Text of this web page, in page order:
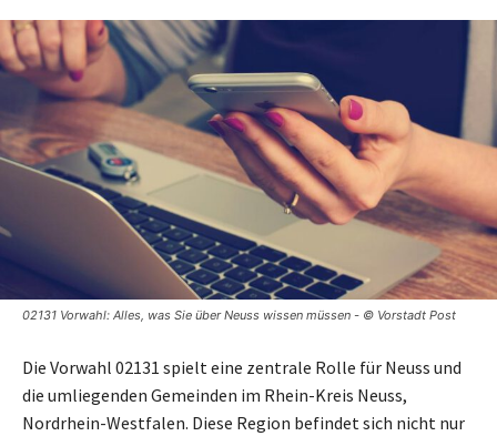
02131 Vorwahl: Alles, was Sie über Neuss wissen müssen - © Vorstadt Post
Die Vorwahl 02131 spielt eine zentrale Rolle für Neuss und
die umliegenden Gemeinden im Rhein-Kreis Neuss,
Nordrhein-Westfalen. Diese Region befindet sich nicht nur